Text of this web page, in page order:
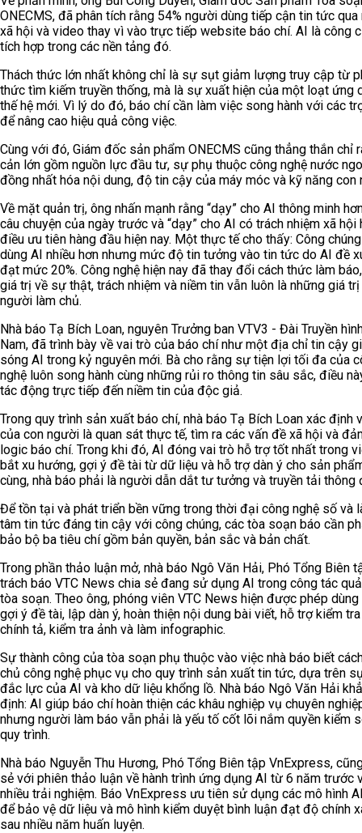
ONECMS, đã phân tích rằng 54% người dùng tiếp cận tin tức qua
xã hội và video thay vì vào trực tiếp website báo chí. AI là công
tích hợp trong các nền tảng đó.
Thách thức lớn nhất không chỉ là sự sụt giảm lượng truy cập từ
thức tìm kiếm truyền thống, mà là sự xuất hiện của một loạt ứng
thế hệ mới. Vì lý do đó, báo chí cần làm việc song hành với các
để nâng cao hiệu quả công việc.
Cùng với đó, Giám đốc sản phẩm ONECMS cũng thẳng thắn chỉ
cản lớn gồm nguồn lực đầu tư, sự phụ thuộc công nghệ nước
đồng nhất hóa nội dung, độ tin cậy của máy móc và kỹ năng con
Về mặt quản trị, ông nhấn mạnh rằng “dạy” cho AI thông minh
câu chuyện của ngày trước và “dạy” cho AI có trách nhiệm xã hội
điều ưu tiên hàng đầu hiện nay. Một thực tế cho thấy: Công
dùng AI nhiều hơn nhưng mức độ tin tưởng vào tin tức do AI đề
đạt mức 20%. Công nghệ hiện nay đã thay đổi cách thức làm
giá trị về sự thật, trách nhiệm và niềm tin vẫn luôn là những giá
người làm chủ.
Nhà báo Tạ Bích Loan, nguyên Trưởng ban VTV3 - Đài Truyền
Nam, đã trình bày về vai trò của báo chí như một địa chỉ tin cậy
sóng AI trong kỷ nguyên mới. Bà cho rằng sự tiện lợi tối đa của
nghệ luôn song hành cùng những rủi ro thông tin sâu sắc, điều
tác động trực tiếp đến niềm tin của độc giả.
Trong quy trình sản xuất báo chí, nhà báo Tạ Bích Loan xác định
của con người là quan sát thực tế, tìm ra các vấn đề xã hội và
logic báo chí. Trong khi đó, AI đóng vai trò hỗ trợ tốt nhất trong
bắt xu hướng, gợi ý đề tài từ dữ liệu và hỗ trợ dàn ý cho sản
cùng, nhà báo phải là người dẫn dắt tư tưởng và truyền tải thông
Để tồn tại và phát triển bền vững trong thời đại công nghệ số và
tâm tin tức đáng tin cậy với công chúng, các tòa soạn báo cần
bảo bộ ba tiêu chí gồm bản quyền, bản sắc và bản chất.
Trong phần thảo luận mở, nhà báo Ngô Văn Hải, Phó Tổng Biên
trách báo VTC News chia sẻ đang sử dụng AI trong công tác
tòa soạn. Theo ông, phóng viên VTC News hiện được phép
gợi ý đề tài, lập dàn ý, hoàn thiện nội dung bài viết, hỗ trợ kiểm
chính tả, kiểm tra ảnh và làm infographic.
Sự thành công của tòa soạn phụ thuộc vào việc nhà báo biết
chủ công nghệ phục vụ cho quy trình sản xuất tin tức, dựa trên
đắc lực của AI và kho dữ liệu khổng lồ. Nhà báo Ngô Văn Hải
định: AI giúp báo chí hoàn thiện các khâu nghiệp vụ chuyên
nhưng người làm báo vẫn phải là yếu tố cốt lõi nắm quyền kiểm
quy trình.
Nhà báo Nguyễn Thu Hương, Phó Tổng Biên tập VnExpress,
sẻ với phiên thảo luận về hành trình ứng dụng AI từ 6 năm trước
nhiều trải nghiệm. Báo VnExpress ưu tiên sử dụng các mô hình
để bảo vệ dữ liệu và mô hình kiểm duyệt bình luận đạt độ chính
sau nhiều năm huấn luyện.